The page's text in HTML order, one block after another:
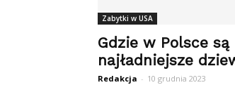
Zabytki w USA
Gdzie w Polsce są
najładniejsze
Redakcja - 10 grudnia 2023